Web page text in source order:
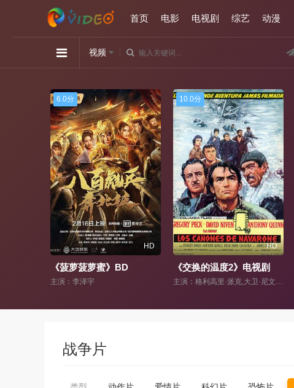
首页 电影 电视剧 综艺 动漫
视频
10.0分
HD
《交换的温度2》电视剧
6.0分
DVD
主演：乌尔舒拉·莫杰任斯卡,Grazyna Staniszewska,安德烈·沙拉夫斯基,Henryk Borowski,Aleksander Fogiel
战争片